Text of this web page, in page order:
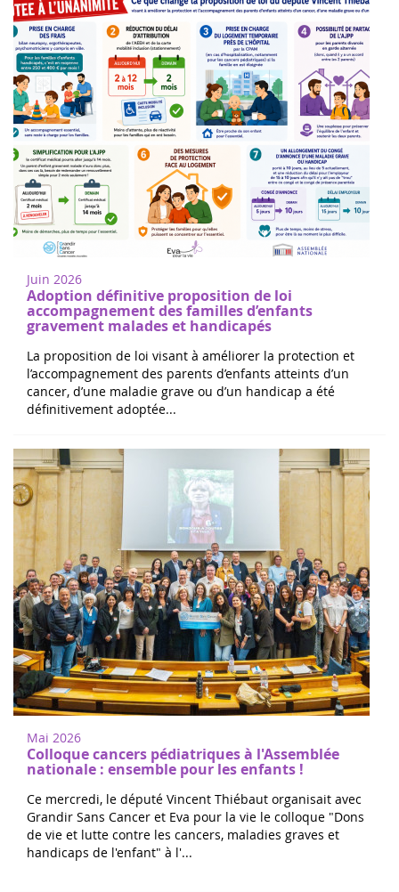
Juin 2026
Adoption définitive proposition de loi
accompagnement des familles d’enfants
gravement malades et handicapés
La proposition de loi visant à améliorer la protection et
l’accompagnement des parents d’enfants atteints d’un
cancer, d’une maladie grave ou d’un handicap a été
définitivement adoptée...
Mai 2026
Colloque cancers pédiatriques à l'Assemblée
nationale : ensemble pour les enfants !
Ce mercredi, le député Vincent Thiébaut organisait avec
Grandir Sans Cancer et Eva pour la vie le colloque "Dons
de vie et lutte contre les cancers, maladies graves et
handicaps de l'enfant" à l'...